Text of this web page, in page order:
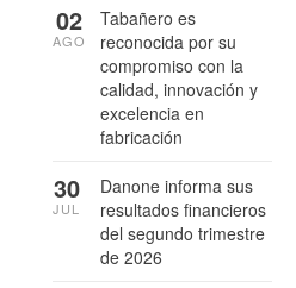
Tabañero es
reconocida por su
compromiso con la
calidad, innovación y
excelencia en
fabricación
02
AGO
Danone informa sus
resultados financieros
del segundo trimestre
de 2026
30
JUL